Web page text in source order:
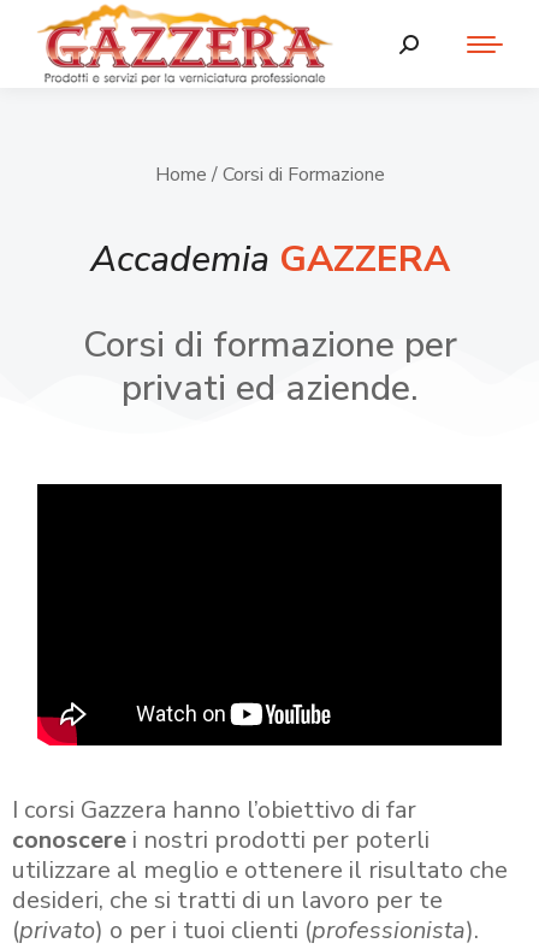
Home / Corsi di Formazione
Accademia GAZZERA
Corsi di formazione per
privati ed aziende.
I corsi Gazzera hanno l’obiettivo di far
conoscere i nostri prodotti per poterli
utilizzare al meglio e ottenere il risultato che
desideri, che si tratti di un lavoro per te
(privato) o per i tuoi clienti (professionista).